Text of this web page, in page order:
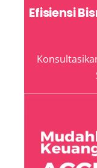
Efisiensi